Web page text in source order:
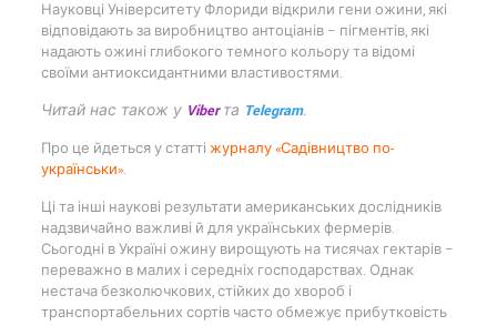
Науковці Університету Флориди відкрили гени ожини, які
відповідають за виробництво антоціанів – пігментів, які
надають ожині глибокого темного кольору та відомі
своїми антиоксидантними властивостями.
Читай нас також у Viberта Telegram.
Про це йдеться у статті журналу «Садівництво по-
українськи».
Ці та інші наукові результати американських дослідників
надзвичайно важливі й для українських фермерів.
Сьогодні в Україні ожину вирощують на тисячах гектарів –
переважно в малих і середніх господарствах. Однак
нестача безколючкових, стійких до хвороб і
транспортабельних сортів часто обмежує прибутковість